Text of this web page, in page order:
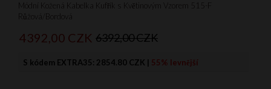
Módní Kožená Kabelka Kufřík s Květinovým Vzorem 515-F
Růžová/Bordová
4392,00 CZK 6392,00 CZK
S kódem EXTRA35: 2854.80 CZK | 55% levnější